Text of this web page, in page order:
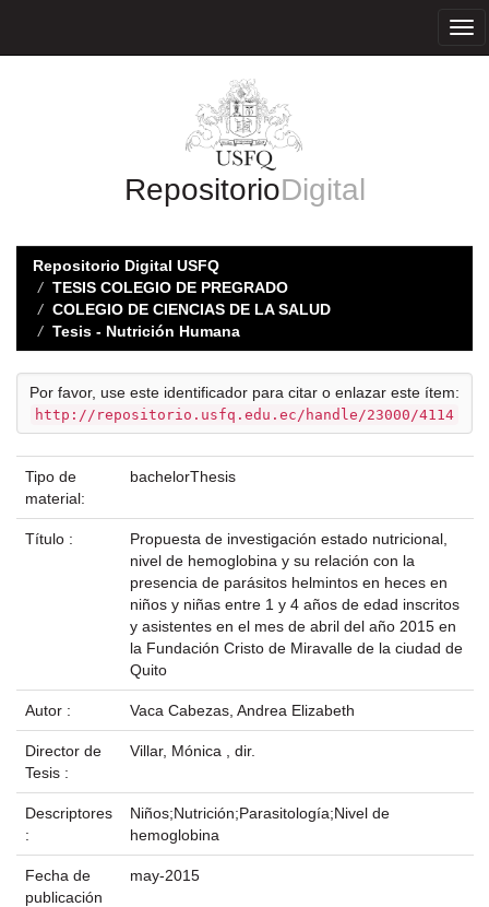
RepositorioDigital
Repositorio Digital USFQ
TESIS COLEGIO DE PREGRADO
COLEGIO DE CIENCIAS DE LA SALUD
Tesis - Nutrición Humana
Por favor, use este identificador para citar o enlazar este ítem:
http://repositorio.usfq.edu.ec/handle/23000/4114
Tipo de
material:
bachelorThesis
Título :
Propuesta de investigación estado nutricional,
nivel de hemoglobina y su relación con la
presencia de parásitos helmintos en heces en
niños y niñas entre 1 y 4 años de edad inscritos
y asistentes en el mes de abril del año 2015 en
la Fundación Cristo de Miravalle de la ciudad de
Quito
Autor : Vaca Cabezas, Andrea Elizabeth
Director de
Tesis :
Villar, Mónica , dir.
Descriptores
:
Niños;Nutrición;Parasitología;Nivel de
hemoglobina
Fecha de
publicación
may-2015